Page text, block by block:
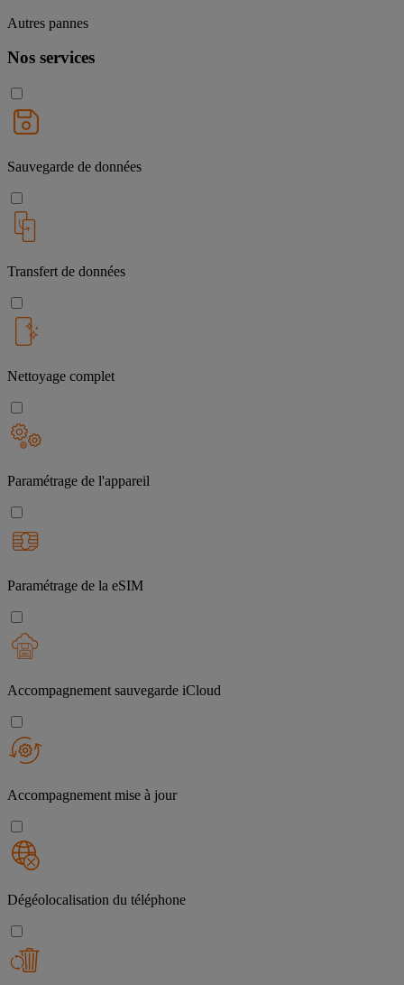
Autres pannes
Nos services
Sauvegarde de données
Transfert de données
Nettoyage complet
Paramétrage de l'appareil
Paramétrage de la eSIM
Accompagnement sauvegarde iCloud
Accompagnement mise à jour
Dégéolocalisation du téléphone